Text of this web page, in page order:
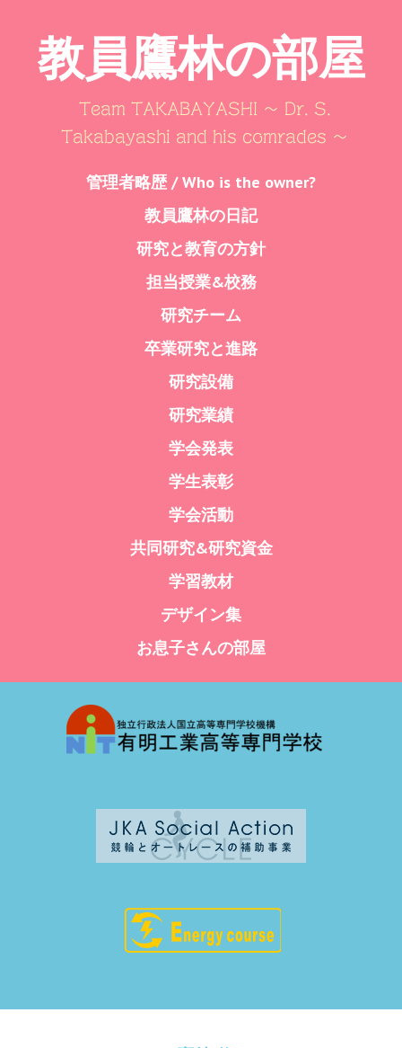
教員鷹林の部屋
Team TAKABAYASHI ～ Dr. S.
Takabayashi and his comrades ～
管理者略歴 / Who is the owner?
教員鷹林の日記
研究と教育の方針
担当授業&校務
研究チーム
卒業研究と進路
研究設備
研究業績
学会発表
学生表彰
学会活動
共同研究&研究資金
学習教材
デザイン集
お息子さんの部屋